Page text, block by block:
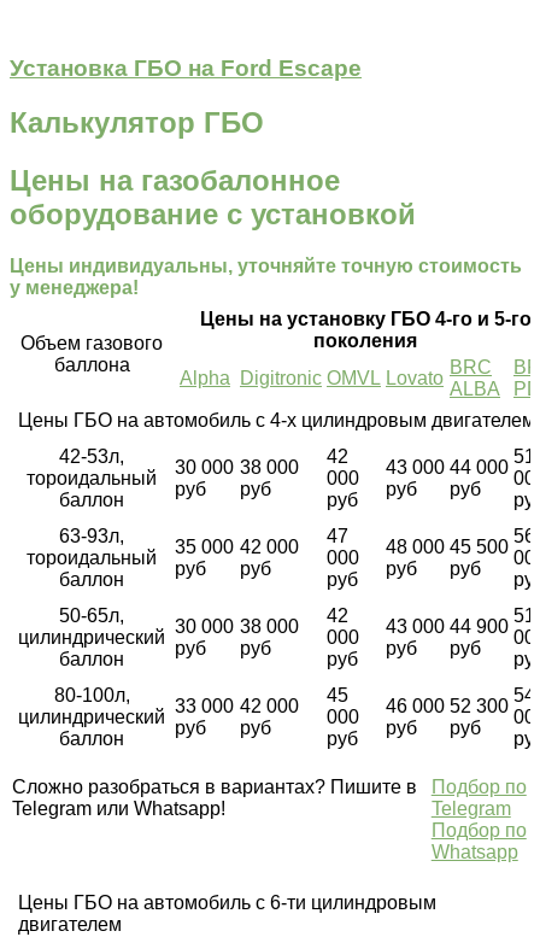
Установка ГБО на Ford Escape
Калькулятор ГБО
Цены на газобалонное
оборудование с установкой
Цены индивидуальны, уточняйте точную стоимость
у менеджера!
Объем газового
баллона
Цены на установку ГБО 4-го и 5-го
поколения
Alpha
Digitronic OMVL Lovato
BRC
ALBA
PD
Цены ГБО на автомобиль с 4-х цилиндровым двигателем
42-53л,
тороидальный
баллон
30 000
руб
38 000
руб
42
000
руб
43 000
руб
44 000
руб
51
63-93л,
тороидальный
баллон
35 000
руб
42 000
руб
47
000
руб
48 000
руб
45 500
руб
56
50-65л,
цилиндрический
баллон
30 000
руб
38 000
руб
42
000
руб
43 000
руб
44 900
руб
51
80-100л,
цилиндрический
баллон
33 000
руб
42 000
руб
45
000
руб
46 000
руб
52 300
руб
54
Сложно разобраться в вариантах? Пишите в
Telegram или Whatsapp!
Подбор по
Telegram
Подбор по
Whatsapp
Цены ГБО на автомобиль с 6-ти цилиндровым
двигателем